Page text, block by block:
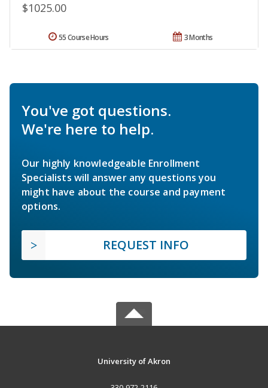
$1025.00
3 Months
55 Course Hours
You've got questions.
We're here to help.
Our highly knowledgeable Enrollment
Specialists will answer any questions you
might have about the course and payment
options.
REQUEST INFO
University of Akron